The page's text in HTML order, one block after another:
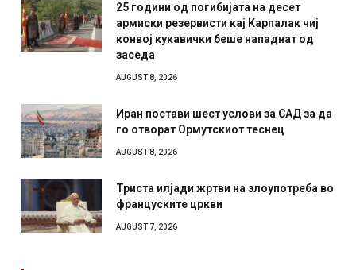
25 години од погибијата на десет
армиски резервисти кај Карпалак чиј
конвој кукавички беше нападнат од
заседа
AUGUST 8, 2026
Иран постави шест услови за САД за да
го отворат Ормутскиот теснец
AUGUST 8, 2026
Триста илјади жртви на злоупотреба во
француските цркви
AUGUST 7, 2026